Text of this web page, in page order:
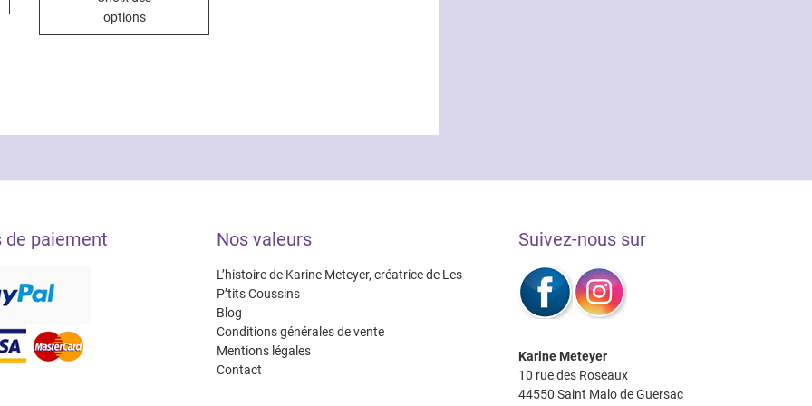
être
sur
du
options
peuvent
choisies
page
du
produit
de paiement Nos valeurs
L’histoire de Karine Meteyer, créatrice de Les
P’tits Coussins
Blog
Conditions générales de vente
Mentions légales
Contact
Suivez-nous sur
Karine Meteyer
10 rue des Roseaux
44550 Saint Malo de Guersac